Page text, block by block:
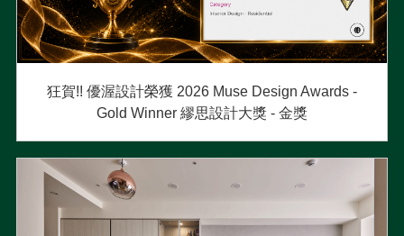
狂賀!! 優渥設計榮獲 2026 Muse Design Awards -
Gold Winner 繆思設計大獎 - 金獎